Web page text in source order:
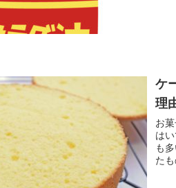
ケ
理
お
は
も
た